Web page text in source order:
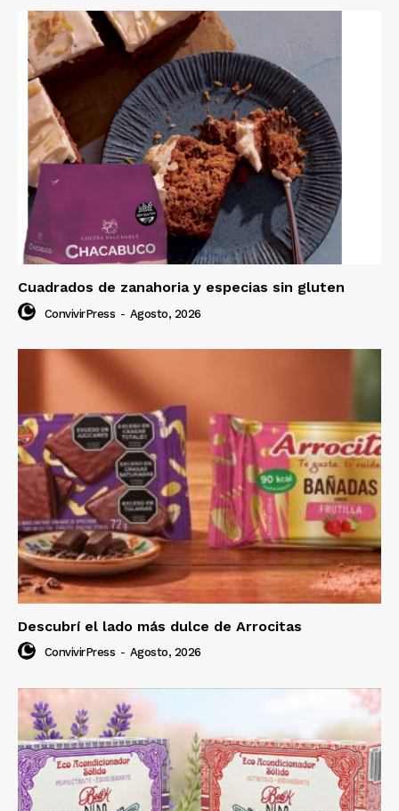
Cuadrados de zanahoria y especias sin gluten
ConvivirPress - Agosto, 2026
Descubrí el lado más dulce de Arrocitas
ConvivirPress - Agosto, 2026